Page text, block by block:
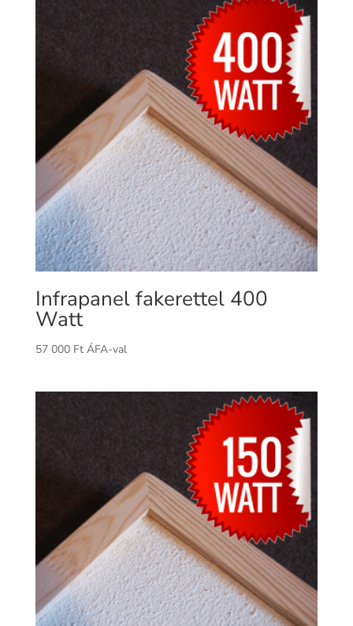
Infrapanel fakerettel 400
Watt
57 000 Ft ÁFA-val